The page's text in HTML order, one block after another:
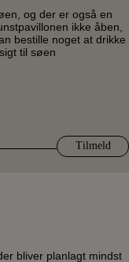
og der er også en
ikke åben,
bestille noget at drikke
til søen
bliver planlagt mindst